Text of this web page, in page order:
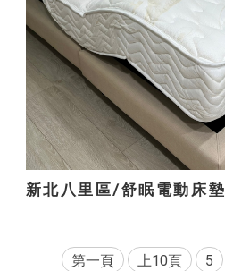
新北八里區/舒眠電動床墊
第一頁 上10頁 5